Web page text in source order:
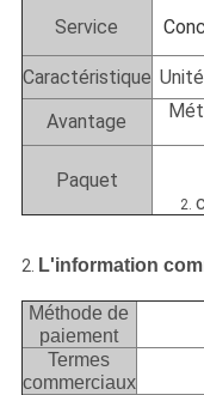
Service
Caractéristique
Avantage
Paquet
2.
2. L'information
Méthode de
paiement
Termes
commerciaux